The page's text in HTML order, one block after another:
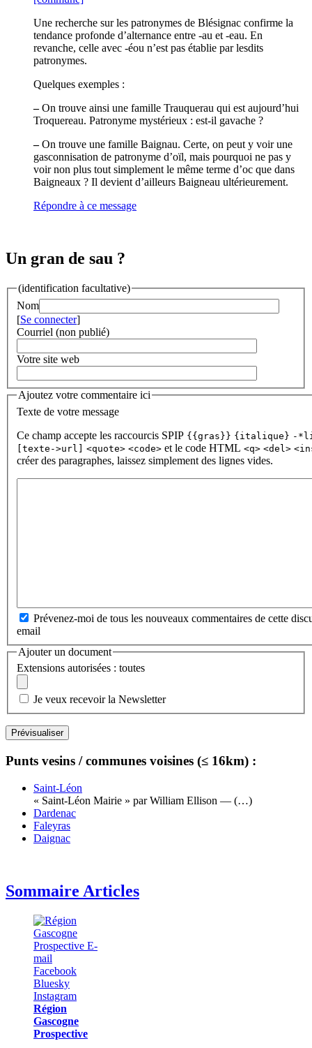
Une recherche sur les patronymes de Blésignac confirme la
tendance profonde d’alternance entre -au et -eau. En
revanche, celle avec -éou n’est pas établie par lesdits
patronymes.
Quelques exemples :
–On trouve ainsi une famille Trauquerau qui est aujourd’hui
Troquereau. Patronyme mystérieux : est-il gavache ?
–On trouve une famille Baignau. Certe, on peut y voir une
gasconnisation de patronyme d’oïl, mais pourquoi ne pas y
voir non plus tout simplement le même terme d’oc que dans
Baigneaux ? Il devient d’ailleurs Baigneau ultérieurement.
Répondre à ce message
Un gran de sau ?
(identification facultative)
Nom
[Se connecter]
Courriel (non publié)
Votre site web
Ajoutez votre commentaire ici
Texte de votre message
Ce champ accepte les raccourcis SPIP {{gras}} {italique} -
[texte->url] <quote> <code> et le code HTML <q> <del>
créer des paragraphes, laissez simplement des lignes vides.
Prévenez-moi de tous les nouveaux commentaires de cette
email
Ajouter un document
Extensions autorisées : toutes
Je veux recevoir la Newsletter
Punts vesins / communes voisines (≤ 16km) :
Saint-Léon
« Saint-Léon Mairie » par William Ellison — (…)
Dardenac
Faleyras
Daignac
Sommaire Articles
Région
Gascogne
Prospective